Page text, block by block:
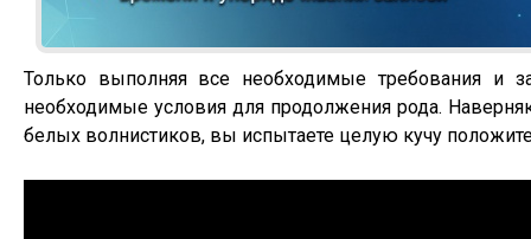
Только выполняя все необходимые требования и
необходимые условия для продолжения рода.
белых волнистиков, вы испытаете целую кучу